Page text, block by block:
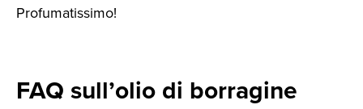
Profumatissimo!
FAQ sull’olio di borragine